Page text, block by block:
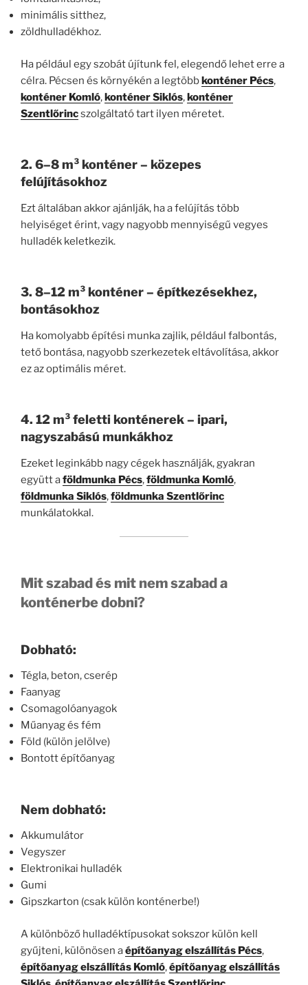
minimális sitthez,
zöldhulladékhoz.
Ha például egy szobát újítunk fel, elegendő lehet erre a
célra. Pécsen és környékén a legtöbbkonténer Pécs,
konténer Komló,konténer Siklós,konténer
Szentlőrincszolgáltató tart ilyen méretet.
2. 6–8 m³ konténer – közepes
felújításokhoz
Ezt általában akkor ajánlják, ha a felújítás több
helyiséget érint, vagy nagyobb mennyiségű vegyes
hulladék keletkezik.
3. 8–12 m³ konténer – építkezésekhez,
bontásokhoz
Ha komolyabb építési munka zajlik, például falbontás,
tető bontása, nagyobb szerkezetek eltávolítása, akkor
ez az optimális méret.
4. 12 m³ feletti konténerek – ipari,
nagyszabású munkákhoz
Ezeket leginkább nagy cégek használják, gyakran
együtt aföldmunka Pécs,földmunka Komló,
földmunka Siklós,földmunka Szentlőrinc
munkálatokkal.
Mit szabad és mit nem szabad a
konténerbe dobni?
Dobható:
Tégla, beton, cserép
Faanyag
Csomagolóanyagok
Műanyag és fém
Föld (külön jelölve)
Bontott építőanyag
Nem dobható:
Akkumulátor
Vegyszer
Elektronikai hulladék
Gumi
Gipszkarton (csak külön konténerbe!)
A különböző hulladéktípusokat sokszor külön kell
gyűjteni, különösen aépítőanyag elszállítás Pécs,
építőanyag elszállítás Komló,építőanyag elszállítás